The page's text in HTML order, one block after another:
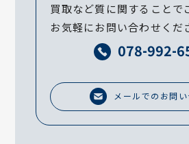
買取など質に関することで
お気軽にお問い合わせくだ
078-992-
メールでのお問